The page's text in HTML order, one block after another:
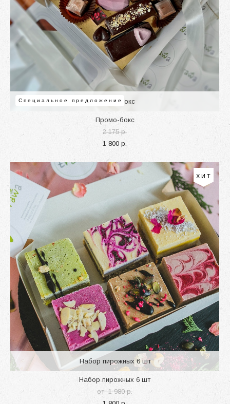
Специальное предложение
Промо-бокс
Промо-бокс
2 175 p.
1 800 p.
ХИТ
Набор пирожных 6 шт
Набор пирожных 6 шт
от 1 980 p.